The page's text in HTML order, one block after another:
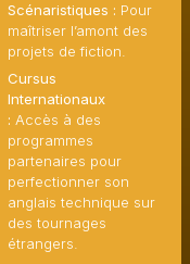
Scénaristiques : Pour
maîtriser l’amont des
projets de fiction.
Cursus
Internationaux
: Accès à des
programmes
partenaires pour
perfectionner son
anglais technique sur
des tournages
étrangers.